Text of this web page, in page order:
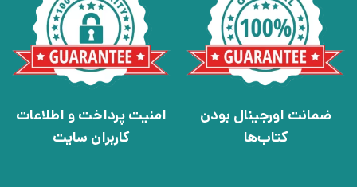
ضمانت اورجینال بودن
کتاب‌ها
امنیت پرداخت و اطلاعات
کاربران سایت